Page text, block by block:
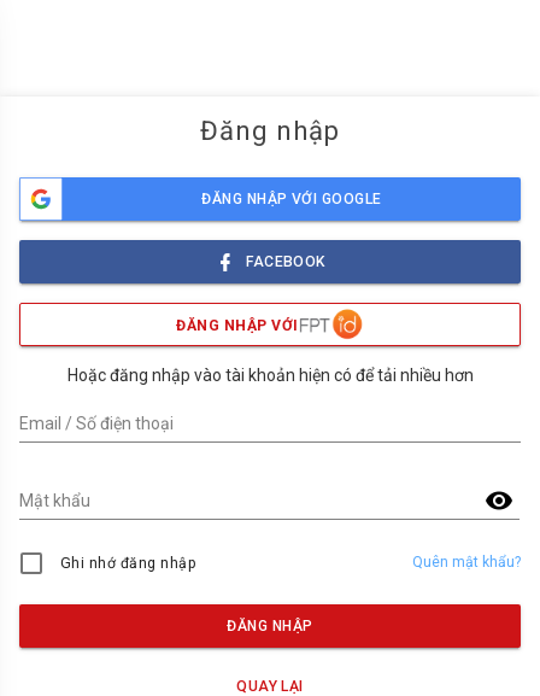
Đăng nhập
ĐĂNG NHẬP VỚI GOOGLE
FACEBOOK
ĐĂNG NHẬP VỚI
Hoặc đăng nhập vào tài khoản hiện có để tải nhiều hơn
Email / Số điện thoại
visibility
Mật khẩu
Ghi nhớ đăng nhập Quên mật khẩu?
ĐĂNG NHẬP
QUAY LẠI